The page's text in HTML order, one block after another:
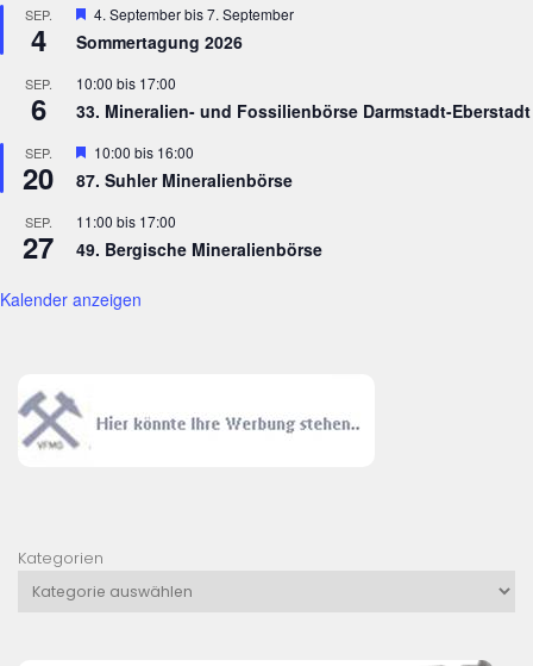
SEP.
4
Hervorgehoben
4. Septemberbis7. September
Sommertagung 2026
SEP.
6
10:00 bis 17:00
33. Mineralien- und Fossilienbörse Darmstadt-Eberstadt
SEP.
20
Hervorgehoben
10:00 bis 16:00
87. Suhler Mineralienbörse
SEP.
27
11:00 bis 17:00
49. Bergische Mineralienbörse
Kalender anzeigen
Kategorien